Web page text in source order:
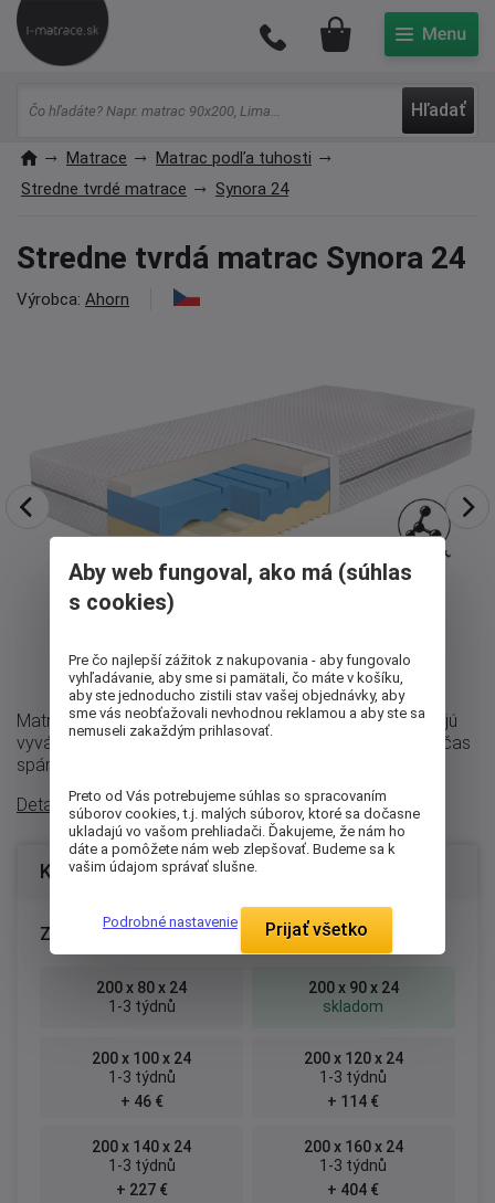
Hľadať
Môj účet
Matrace
Matrac podľa tuhosti
Stredne tvrdé matrace
Synora 24
Stredne tvrdá matrac Synora 24
Výrobca: Ahorn
Matrac Synora 24 je navrhnutý pre všetkých, ktorí hľadajú
vyvážené spojenie pohodlia, opory a príjemnej klímy počas
spánku. Vďaka modernej ...
Detailný popis
Konfigurácia produktu
Zvoľte rozmer matraca (cm):
200 x 80 x 24
1-3 týdnů
200 x 90 x 24
skladom
200 x 100 x 24
1-3 týdnů
+ 46 €
200 x 120 x 24
1-3 týdnů
+ 114 €
200 x 140 x 24
1-3 týdnů
+ 227 €
200 x 160 x 24
1-3 týdnů
+ 404 €
Aby web fungoval, ako má (súhlas
s cookies)
Pre čo najlepší zážitok z nakupovania - aby fungovalo
vyhľadávanie, aby sme si pamätali, čo máte v košíku,
aby ste jednoducho zistili stav vašej objednávky, aby
sme vás neobťažovali nevhodnou reklamou a aby ste sa
nemuseli zakaždým prihlasovať.
Preto od Vás potrebujeme súhlas so spracovaním
súborov cookies, t.j. malých súborov, ktoré sa dočasne
ukladajú vo vašom prehliadači. Ďakujeme, že nám ho
dáte a pomôžete nám web zlepšovať. Budeme sa k
vašim údajom správať slušne.
Podrobné nastavenie Prijať všetko